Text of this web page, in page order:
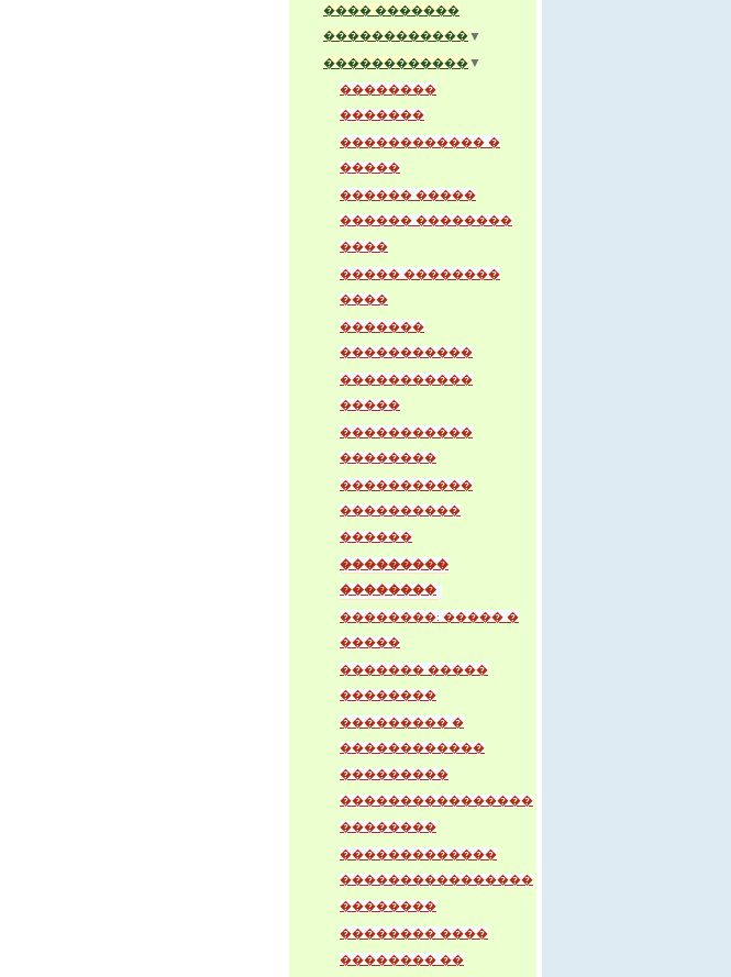
���� �������
������������▼
������������▼
��������
�������
������������ �
�����
������ �����
������ ��������
����
����� ��������
����
�������
�����������
�����������
�����
�����������
��������
�����������
����������
������
���������
��������
��������: ����� �
�����
������� �����
��������
��������� �
������������
���������
����������������
��������
�������������
����������������
��������
�������� ����
�������� ��